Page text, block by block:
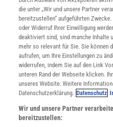
NACH
Für Sie im
die unter „Wir und unsere Partner
bereitzustellen“ aufgeführten
oder Widerruf Ihrer Einwilligung
deaktiviert sind, sind manche Inhalte
mehr so relevant für Sie. Sie können
aufrufen, um Ihre Einstellungen zu
widerrufen, indem Sie auf den Link
unteren Rand der Webseite klicken.
unseres Website. Weitere
Datenschutzerklärung. Datenschutz
Wir und unsere Partner
bereitzustellen: